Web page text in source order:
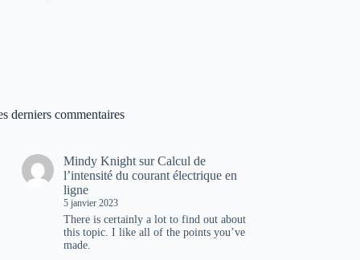
derniers commentaires
Mindy Knight surCalcul de
l’intensité du courant électrique en
ligne
5 janvier 2023
There is certainly a lot to find out about
this topic. I like all of the points you’ve
made.